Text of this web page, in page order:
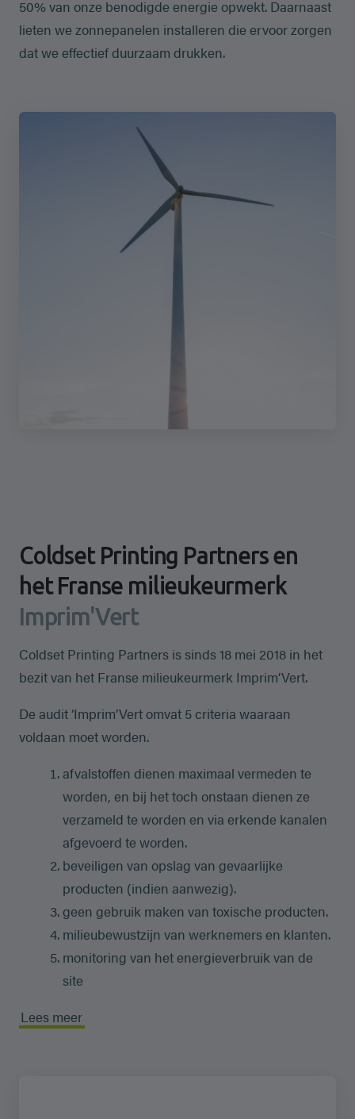
50% van onze benodigde energie opwekt. Daarnaast
lieten we zonnepanelen installeren die ervoor zorgen
dat we effectief duurzaam drukken.
Coldset Printing Partners en
het Franse milieukeurmerk
Imprim'Vert
Coldset Printing Partners is sinds 18 mei 2018 in het
bezit van het Franse milieukeurmerk Imprim’Vert.
De audit ‘Imprim’Vert omvat 5 criteria waaraan
voldaan moet worden.
afvalstoffen dienen maximaal vermeden te
worden, en bij het toch onstaan dienen ze
verzameld te worden en via erkende kanalen
afgevoerd te worden.
beveiligen van opslag van gevaarlijke
producten (indien aanwezig).
geen gebruik maken van toxische producten.
milieubewustzijn van werknemers en klanten.
monitoring van het energieverbruik van de
site
Lees meer